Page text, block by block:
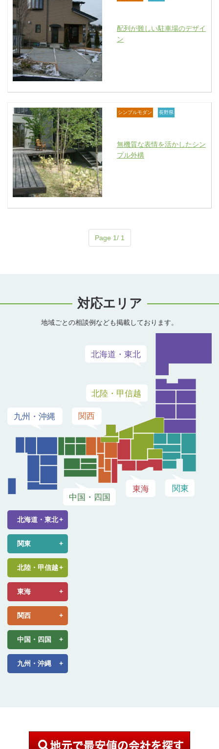
配列が難しい駐車場のデザイ
ン
シンプルモダン 長野県
無機質な表情を活かしたシン
プル外構
Page 1/ 1
対応エリア
地域ごとの相談例なども掲載しております。
北海道・東北
関東
北陸・甲信越
東海
関西
中国・四国
九州・沖縄